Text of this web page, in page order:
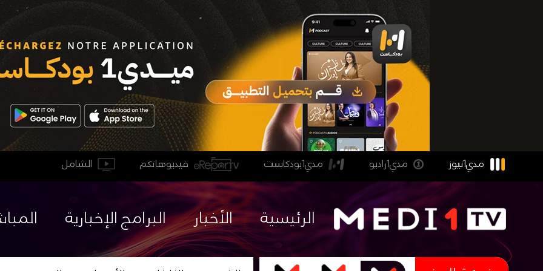
الشامل فيديوهاتكم مدي1بودكاست مدي1راديو مدي1نيوز
البرامج الإخبارية الأخبار الرئيسية